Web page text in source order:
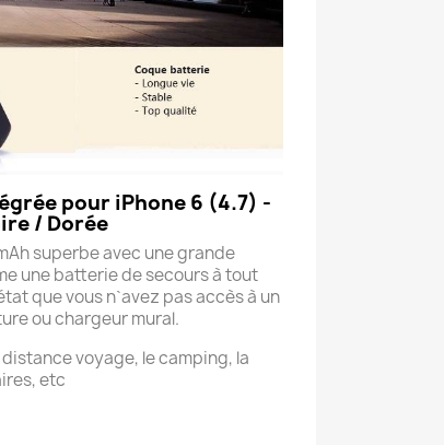
pour iPhone 6 (4.7) -
/ Dorée
superbe avec une grande
une batterie de secours à tout
que vous n`avez pas accès à un
ou chargeur mural.
voyage, le camping, la
etc